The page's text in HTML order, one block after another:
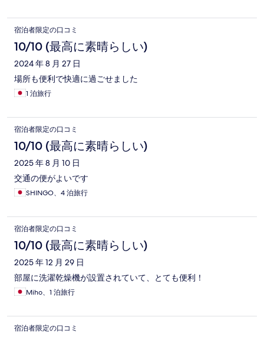
宿泊者限定の口コミ
10/10 (最高に素晴らしい)
2024 年 8 月 27 日
場所も便利で快適に過ごせました
1 泊旅行
宿泊者限定の口コミ
10/10 (最高に素晴らしい)
2025 年 8 月 10 日
交通の便がよいです
SHINGO、4 泊旅行
宿泊者限定の口コミ
10/10 (最高に素晴らしい)
2025 年 12 月 29 日
部屋に洗濯乾燥機が設置されていて、とても便利！
Miho、1 泊旅行
宿泊者限定の口コミ